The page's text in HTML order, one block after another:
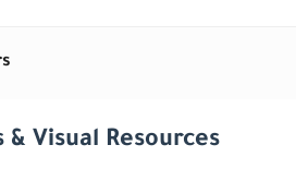
& Visual Resources